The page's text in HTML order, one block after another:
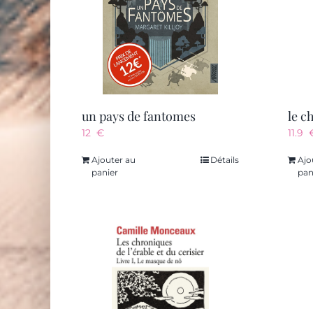
un pays de fantomes
12 €
Ajouter au
panier
Détails
11.9